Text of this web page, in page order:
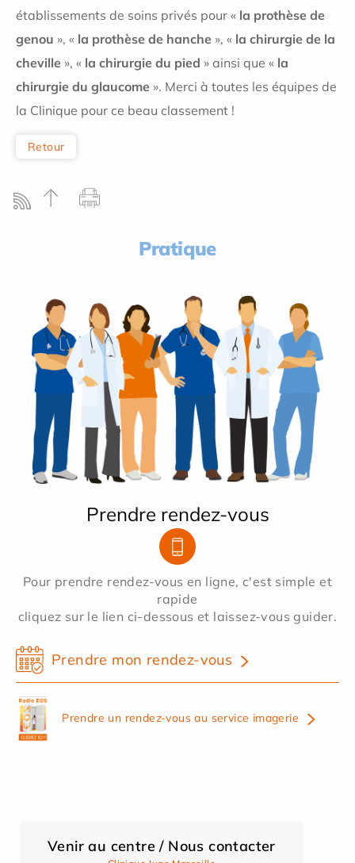
établissements de soins privés pour « la prothèse de
genou », « la prothèse de hanche », « la chirurgie de la
cheville », « la chirurgie du pied » ainsi que « la
chirurgie du glaucome ». Merci à toutes les équipes de
la Clinique pour ce beau classement !
Retour
Pratique
Prendre rendez-vous
Pour prendre rendez-vous en ligne, c'est simple et
rapide
cliquez sur le lien ci-dessous et laissez-vous guider.
Prendre mon rendez-vous
Prendre un rendez-vous au service imagerie
Venir au centre / Nous contacter